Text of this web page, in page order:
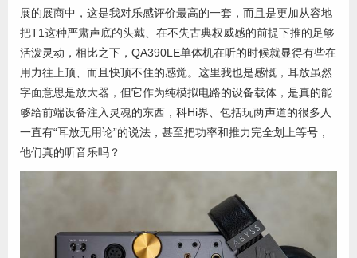
展的展商中，这是我对乐感评价最高的一套，而且是更加从容地
把T1这种严肃声底的头戴、在不失古典权威感的前提下推的足够
活泼灵动，相比之下，QA390LE单体机在听的时候就显得有些在
用力往上顶、而且快顶不住的感觉。这里我也是感慨，耳放虽然
字面意思是放大器，但它作为纯模拟电路的设备载体，是真的能
够给前端设备注入灵魂的东西，科Hi界、包括玩两声道的很多人
一直有“耳放无用论”的说法，甚至把功率和推力完全划上等号，
他们真的听音乐吗？